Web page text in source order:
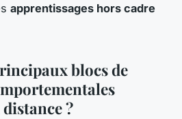
apprentissages hors cadre
blocs de
?